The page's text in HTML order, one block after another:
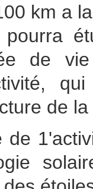
km a
pourra
de
de
de